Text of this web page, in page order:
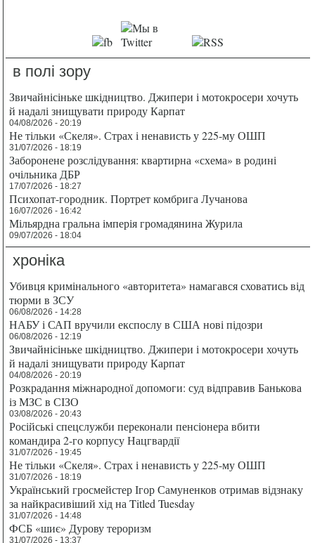
в полі зору
Звичайнісіньке шкідництво. Джипери і мотокросери хочуть
й надалі знищувати природу Карпат
04/08/2026 - 20:19
Не тільки «Скеля». Страх і ненависть у 225-му ОШП
31/07/2026 - 18:19
Заборонене розслідування: квартирна «схема» в родині
очільника ДБР
17/07/2026 - 18:27
Психопат-городник. Портрет комбрига Лучанова
16/07/2026 - 16:42
Мільярдна гральна імперія громадянина Журила
09/07/2026 - 18:04
хроніка
Убивця кримінального «авторитета» намагався сховатись від
тюрми в ЗСУ
06/08/2026 - 14:28
НАБУ і САП вручили експослу в США нові підозри
06/08/2026 - 12:19
Звичайнісіньке шкідництво. Джипери і мотокросери хочуть
й надалі знищувати природу Карпат
04/08/2026 - 20:19
Розкрадання міжнародної допомоги: суд відправив Банькова
із МЗС в СІЗО
03/08/2026 - 20:43
Російські спецслужби переконали пенсіонера вбити
командира 2-го корпусу Нацгвардії
31/07/2026 - 19:45
Не тільки «Скеля». Страх і ненависть у 225-му ОШП
31/07/2026 - 18:19
Український гросмейстер Ігор Самуненков отримав відзнаку
за найкрасивіший хід на Titled Tuesday
31/07/2026 - 14:48
ФСБ «шиє» Дурову тероризм
31/07/2026 - 13:37